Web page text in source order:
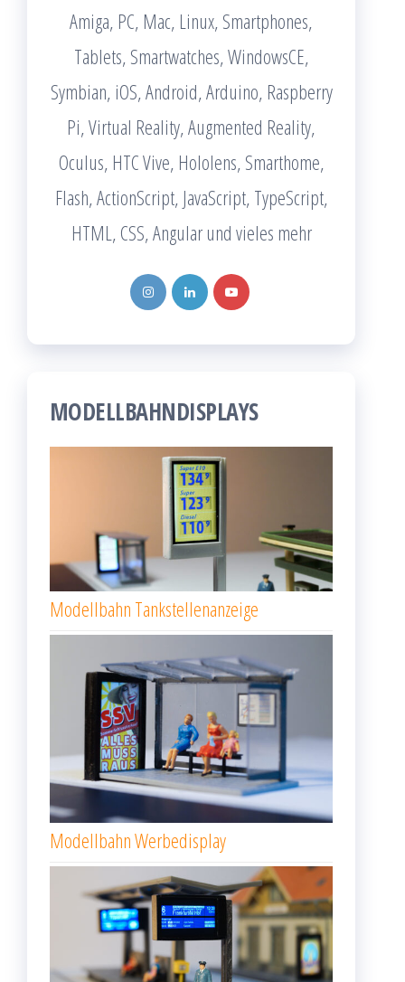
Amiga, PC, Mac, Linux, Smartphones,
Tablets, Smartwatches, WindowsCE,
Symbian, iOS, Android, Arduino, Raspberry
Pi, Virtual Reality, Augmented Reality,
Oculus, HTC Vive, Hololens, Smarthome,
Flash, ActionScript, JavaScript, TypeScript,
HTML, CSS, Angular und vieles mehr
MODELLBAHNDISPLAYS
Modellbahn Tankstellenanzeige
Modellbahn Werbedisplay